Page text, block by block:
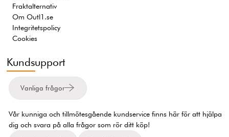
Fraktalternativ
Om Outl1.se
Integritetspolicy
Cookies
Kundsupport
Vanliga frågor
Vår kunniga och tillmötesgående kundservice finns här för att hjälpa
dig och svara på alla frågor som rör ditt köp!